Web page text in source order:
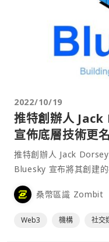
2022/10/19
推特創辦人
宣佈底層技術更
Bluesky App 即
推特創辦人 Jack
Bluesky 宣布將其創建
Protocol」，該協議旨
框架將促進建立在 AT 協
桑幣區識 Zombit
Web3 機構 社交